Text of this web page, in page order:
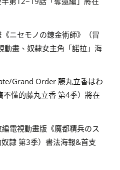
ニセモノの錬金術師》（冒
動畫、奴隸女主角「諾拉」海
Grand Order 藤丸立香はわ
不懂的藤丸立香 第4季）將在
電視動畫版《魔都精兵のス
隸 第3季）書法海報&首支